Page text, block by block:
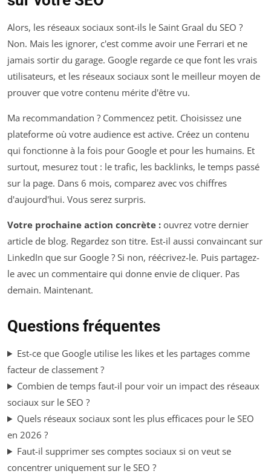
Alors, les réseaux sociaux sont-ils le Saint Graal du SEO ?
Non. Mais les ignorer, c'est comme avoir une Ferrari et ne
jamais sortir du garage. Google regarde ce que font les vrais
utilisateurs, et les réseaux sociaux sont le meilleur moyen de
prouver que votre contenu mérite d'être vu.
Ma recommandation ? Commencez petit. Choisissez une
plateforme où votre audience est active. Créez un contenu
qui fonctionne à la fois pour Google et pour les humains. Et
surtout, mesurez tout : le trafic, les backlinks, le temps passé
sur la page. Dans 6 mois, comparez avec vos chiffres
d'aujourd'hui. Vous serez surpris.
Votre prochaine action concrète : ouvrez votre dernier
article de blog. Regardez son titre. Est-il aussi convaincant sur
LinkedIn que sur Google ? Si non, réécrivez-le. Puis partagez-
le avec un commentaire qui donne envie de cliquer. Pas
demain. Maintenant.
Questions fréquentes
Est-ce que Google utilise les likes et les partages comme
facteur de classement ?
Combien de temps faut-il pour voir un impact des réseaux
sociaux sur le SEO ?
Quels réseaux sociaux sont les plus efficaces pour le SEO
en 2026 ?
Faut-il supprimer ses comptes sociaux si on veut se
concentrer uniquement sur le SEO ?